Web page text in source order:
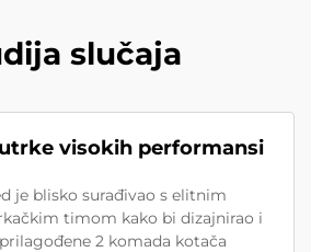
slučaja
visokih performansi
je blisko surađivao s elitnim
timom kako bi dizajnirao i
2 komada kotača